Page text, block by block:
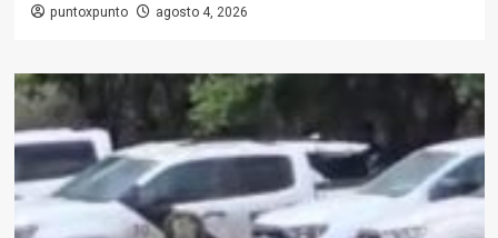
puntoxpunto agosto 4, 2026